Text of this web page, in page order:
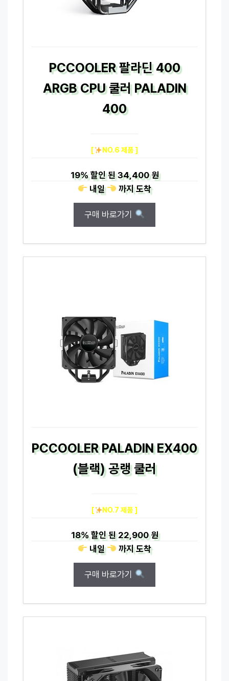
PCCOOLER 팔라딘 400
ARGB CPU 쿨러 PALADIN
400
[ NO.6 제품 ]
19%할인 된34,400 원
내일
까지도착
구매 바로가기
PCCOOLER PALADIN EX400
(블랙) 공랭 쿨러
[ NO.7 제품 ]
18%할인 된22,900 원
내일
까지도착
구매 바로가기